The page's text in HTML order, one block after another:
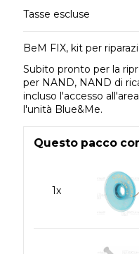
Tasse escluse
BeM FIX, kit per
Subito pronto per la
per NAND, NAND di
incluso l'accesso
l'unità Blue&Me.
Questo pacco
1x